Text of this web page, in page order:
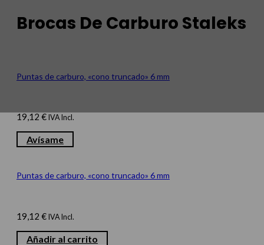
Brocas De Carburo Staleks
Puntas de carburo, «cono truncado» 6 mm
19,12 € IVA Incl.
Avísame
Puntas de carburo, «cono truncado» 6 mm
19,12 € IVA Incl.
Añadir al carrito